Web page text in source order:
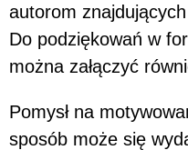
autorom
Do podziękowań w
można załączyć
Pomysł na
sposób może się